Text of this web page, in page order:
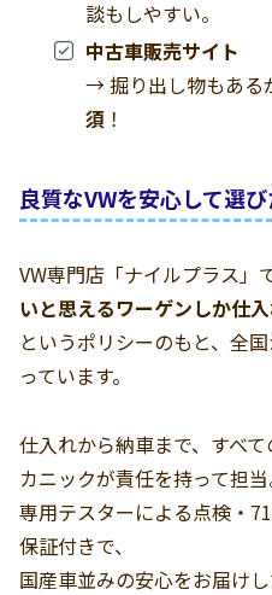
談もしやすい。
中古車販売サイト
→ 掘り出し物もある
須！
良質なVWを安心して選
VW専門店「ナイルプラス」
いと思えるワーゲンしか仕入
というポリシーのもと、全
っています。
仕入れから納車まで、すべ
カニックが責任を持って担当
専用テスターによる点検・
保証付きで、
国産車並みの安心をお届けし